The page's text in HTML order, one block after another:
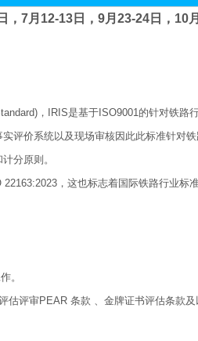
7月12-13日，9月23-24日，10
，IRIS是基于ISO9001的针对铁路
评价系统以及现场审核因此此标准针对
分原则。
，这也标志着国际铁路行业标
。
估评审PEAR 条款 、金牌证书评估条款